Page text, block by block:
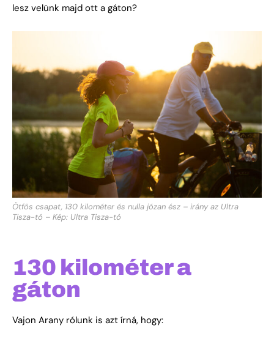
lesz velünk majd ott a gáton?
Ötfős csapat, 130 kilométer és nulla józan ész – irány az Ultra
Tisza-tó – Kép: Ultra Tisza-tó
130 kilométer a
gáton
Vajon Arany rólunk is azt írná, hogy: